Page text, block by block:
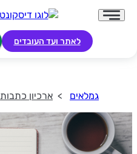
לאתר ועד העובדים
גמלאים ארכיון כתבות